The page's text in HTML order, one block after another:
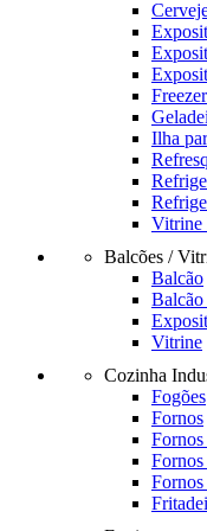
Freezer
Ilha
Vitrine
Balcões /
Balcão
Vitrine
Cozinha
Fogões
Fornos